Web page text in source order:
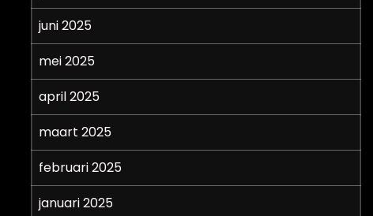
juni 2025
mei 2025
april 2025
maart 2025
februari 2025
januari 2025